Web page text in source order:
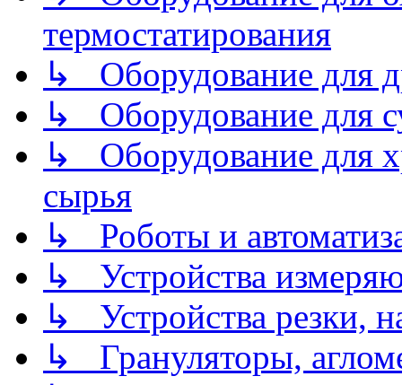
термостатирования
↳ Оборудование для
↳ Оборудование для
↳ Оборудование для
сырья
↳ Роботы и
↳ Устройства
↳ Устройства резки,
↳ Грануляторы,